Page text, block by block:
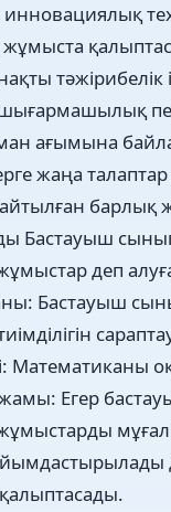
инновациялық
шығармашылық
ағымына
жаңа
барлық
Бастауыш
деп
Бастауыш
Математиканы
Егер